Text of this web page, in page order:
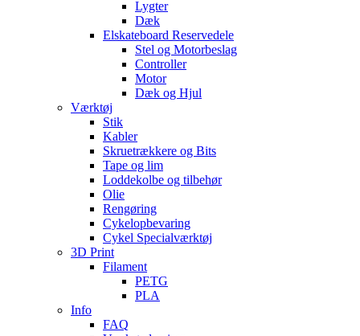
Lygter
Dæk
Elskateboard Reservedele
Stel og Motorbeslag
Controller
Motor
Dæk og Hjul
Værktøj
Stik
Kabler
Skruetrækkere og Bits
Tape og lim
Loddekolbe og tilbehør
Olie
Rengøring
Cykelopbevaring
Cykel Specialværktøj
3D Print
Filament
PETG
PLA
Info
FAQ